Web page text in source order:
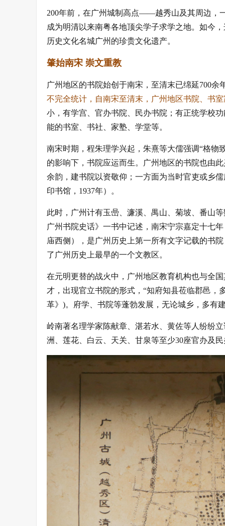
200年前，在广州城制高点——越秀山及其周边，
成为明清以来南粤各地顶尖学子求学之地。如今
历史文化名城广州的珍贵文化遗产。
肇始南宋 崇文重教
广州地区的书院始创于南宋，至清末已绵延700余
不完全统计，自南宋至清末，广州地区书院、书
小，有学宫、官办书院、民办书院；有正统学校
能的书室、书社、家塾、学堂等。
南宋时期，程朱理学兴起，朱熹等大儒强调“格物
的影响下，书院应运而生。广州地区的书院也由
余韵，建书院以资敬仰；一方面为当时官吏或乡
印书馆，1937年）
。
此时，广州计有玉喦、濂溪、禺山、菊坡、番山
广州书院史话》一书中记述，南宋宁宗嘉定十七
庙西侧）
，是广州历史上第一所有文字记载的书
了广州历史上最早的一个文教区。
在元明更替的战火中，广州地区教育机构也与全
才，出现官立书院的形式，“知府知县莅临郡邑，
革》)。府学、书院等蓬勃发展，无论城乡，多有
岭南著名理学家陈献章、湛若水、黄佐等人纷纷
洲、莲花、白云、天关、甘泉等至少30座官办及